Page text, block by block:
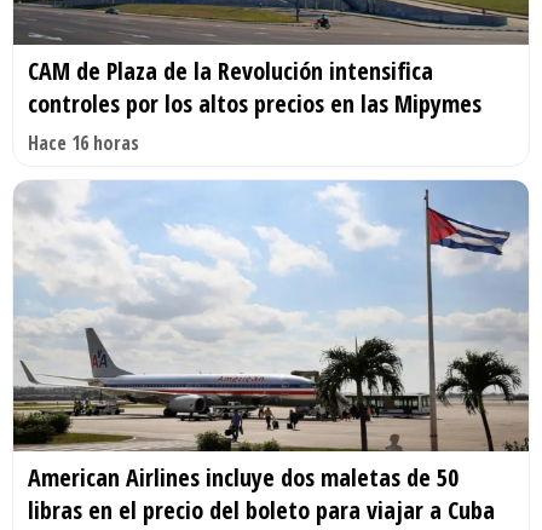
CAM de Plaza de la Revolución intensifica
controles por los altos precios en las Mipymes
Hace 16 horas
American Airlines incluye dos maletas de 50
libras en el precio del boleto para viajar a Cuba